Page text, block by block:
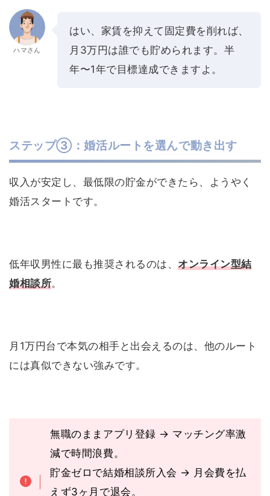
ハマさん
はい、家賃を抑えて固定費を削れば、
月3万円は誰でも貯められます。半
年〜1年で目標達成できますよ。
ステップ③：婚活ルートを選んで動き出す
収入が安定し、最低限の貯金ができたら、ようやく
婚活スタートです。
低年収男性に最も推奨されるのは、オンライン型結
婚相談所。
月1万円台で本気の相手と出会えるのは、他のルート
には真似できない強みです。
無職のままアプリ登録 → マッチング率激
減で時間浪費。
貯金ゼロで結婚相談所入会 → 月会費を払
えず3ヶ月で退会。